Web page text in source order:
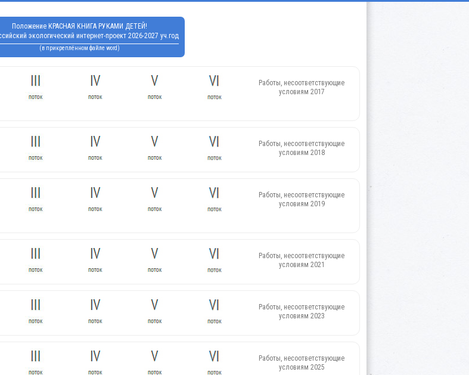
Положение КРАСНАЯ КНИГА РУКАМИ ДЕТЕЙ!
экологический интернет-проект 2026-2027 уч.год
(в прикреплённом файле word)
Работы, несоответствующие
условиям 2017
Работы, несоответствующие
условиям 2018
Работы, несоответствующие
условиям 2019
Работы, несоответствующие
условиям 2021
Работы, несоответствующие
условиям 2023
Работы, несоответствующие
условиям 2025